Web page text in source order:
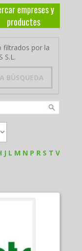
empreses y
productes
filtrados por la
S.L.
BÚSQUEDA
J L M N P R S T V